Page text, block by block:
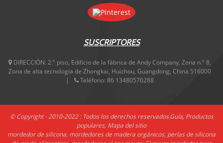
SUSCRIPTORES
DIRECCIÓN: 2.º piso, Edificio de la fábrica de Andy Company, Zona n.º 8,
Zona de alta tecnología de Zhongkai, Huizhou, Guangdong, China 516000
Teléfono: 86 13480570288
© Copyright - 2010-2022 : Todos los derechos reservados.Guía, Productos
populares, Mapa del sitio
mordedor de silicona, mordedores de madera orgánicos, perlas de silicona